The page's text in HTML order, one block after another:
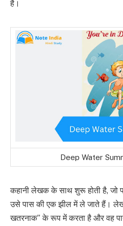
है।
Deep Water
कहानी लेखक के साथ शुरू होती है, जो
उसे पास की एक झील में ले जाते हैं।
खतरनाक” के रूप में करता है और वह